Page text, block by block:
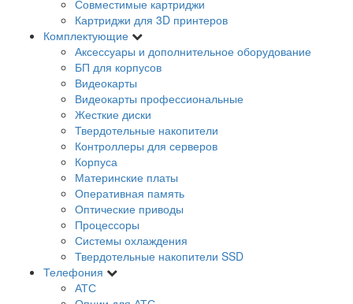
Совместимые картриджи
Картриджи для 3D принтеров
Комплектующие
Аксессуары и дополнительное оборудование
БП для корпусов
Видеокарты
Видеокарты профессиональные
Жесткие диски
Твердотельные накопители
Контроллеры для серверов
Корпуса
Материнские платы
Оперативная память
Оптические приводы
Процессоры
Системы охлаждения
Твердотельные накопители SSD
Телефония
АТС